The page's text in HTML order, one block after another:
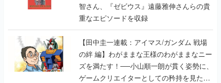
智さん、『ゼビウス』遠藤雅伸さんらの貴
重なエピソードを収録
【田中圭一連載：アイマス/ガンダム 戦場
の絆 編】わがままな王様のわがままなニー
ズを満たす！──小山順一朗が貫く姿勢に、
ゲームクリエイターとしての矜持を見た